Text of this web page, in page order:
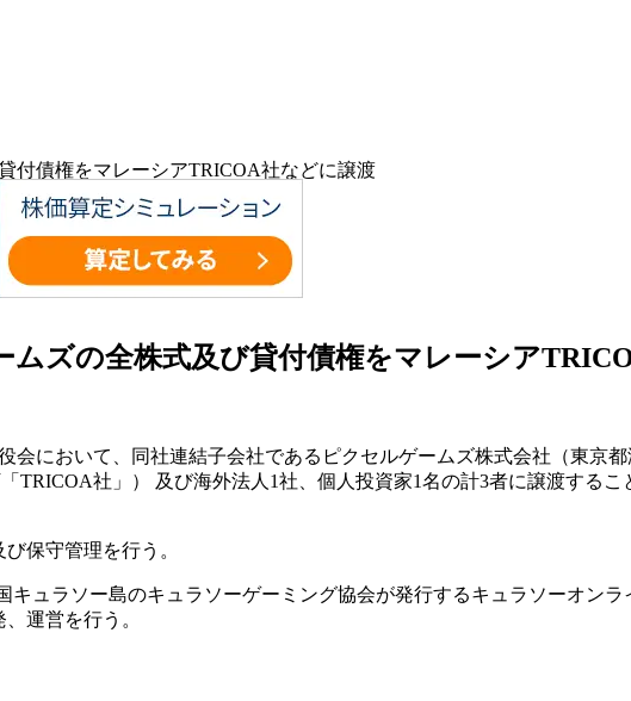
付債権をマレーシアTRICOA社などに譲渡
ズの全株式及び貸付債権をマレーシア
会において、同社連結子会社であるピクセルゲームズ株式会社（東京
TRICOA社」） 及び海外法人1社、個人投資家1名の計3者に譲渡する
保守管理を行う。
ュラソー島のキュラソーゲーミング協会が発行するキュラソーオン
運営を行う。